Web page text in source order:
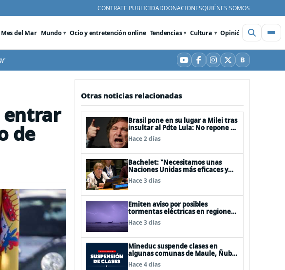
CONTRATE PUBLICIDADDONACIONESQUIÉNES SOMOS
Mes del Mar Mundo Ocio y entretención online Tendencias Cultura Opinión Videos
YouTube
Facebook
Instagram
X BBluesky
entrar
de
Otras noticias relacionadas
Brasil pone en su lugar a Milei tras
insultar al Pdte Lula: No repone al
embajador en BBSS y rebaja la
relación bilateral
Hace 2 días
Bachelet: "Necesitamos unas
Naciones Unidas más eficaces y
cercanas a las personas"
Hace 3 días
Emiten aviso por posibles
tormentas eléctricas en regiones
de Los Lagos y Aysén
Hace 3 días
Mineduc suspende clases en
algunas comunas de Maule, Ñuble
y La Araucanía para este lunes
Hace 4 días